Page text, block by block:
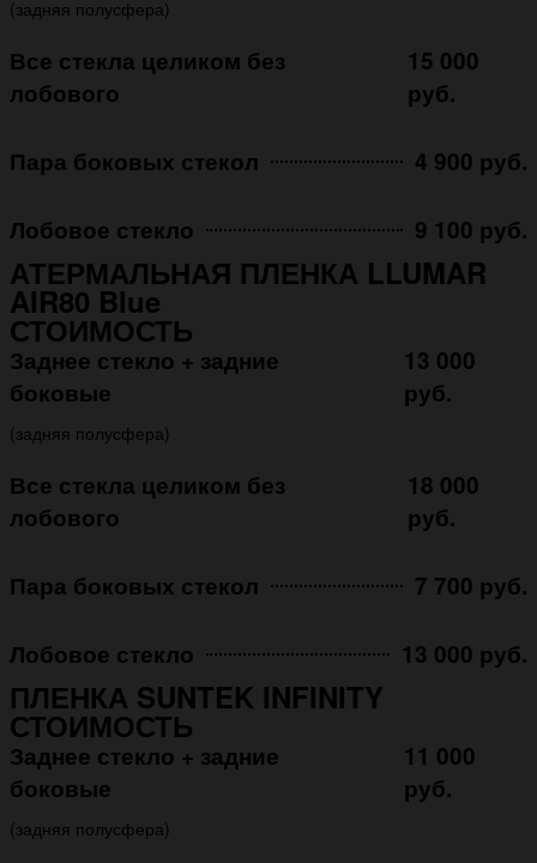
(задняя полусфера)
Все стекла целиком без
лобового
15 000
руб.
Пара боковых стекол 4 900 руб.
Лобовое стекло 9 100 руб.
АТЕРМАЛЬНАЯ ПЛЕНКА LLUMAR
AIR80 Blue
СТОИМОСТЬ
Заднее стекло + задние
боковые
13 000
руб.
(задняя полусфера)
Все стекла целиком без
лобового
18 000
руб.
Пара боковых стекол 7 700 руб.
Лобовое стекло 13 000 руб.
ПЛЕНКА SUNTEK INFINITY
СТОИМОСТЬ
Заднее стекло + задние
боковые
11 000
руб.
(задняя полусфера)